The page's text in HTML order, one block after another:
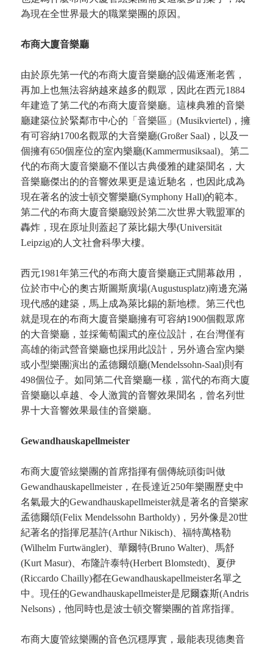
為現在全世界最大的職業樂團的原因。
布商大廈音樂廳
由於原先第一代的布商大廈音樂廳的設備逐漸老舊，
再加上也無法容納越來越多的觀眾，因此在西元1884
年建造了第二代的布商大廈音樂廳。這棟典雅的音樂
廳建築位於緊鄰市中心的「音樂區」(Musikviertel)，擁
有可容納1700名觀眾的大音樂廳(Großer Saal)，以及一
個擁有650個座位的室內樂廳(Kammermusiksaal)。第二
代的布商大廈音樂廳不僅以古典優雅的建築聞名，大
音樂廳傑出的的音響效果更是遠近馳名，也因此成為
現在著名的波士頓交響樂廳(Symphony Hall)的範本。
第二代的布商大廈音樂廳毀於第二次世界大戰盟軍的
轟炸，現在原址則蓋起了萊比錫大學(Universität
Leipzig)的人文社會科學大樓。
西元1981年第三代的布商大廈音樂廳正式開幕啟用，
位於市中心的奧古斯圖斯廣場(Augustusplatz)南邊充滿
現代感的建築，馬上成為萊比錫的新地標。第三代也
就是現在的布商大廈音樂廳擁有可容納1900個觀眾席
的大音樂廳，並採葡萄園式的座位設計，在台灣僅有
高雄的衛武營音樂廳也採用此設計，另外適合室內樂
或小型樂團演出的孟德爾頌廳(Mendelssohn-Saal)則有
498個位子。如同第二代音樂廳一樣，當代的布商大廈
音樂廳以卓越、令人激賞的音響效果聞名，曾名列世
界十大音響效果最佳的音樂廳。
Gewandhauskapellmeister
布商大廈管絃樂團的首席指揮有個傳統頭銜叫做
Gewandhauskapellmeister，在長達近250年樂團歷史中
名氣最大的Gewandhauskapellmeister就是著名的音樂家
孟德爾頌(Felix Mendelssohn Bartholdy)，另外像是20世
紀著名的指揮尼基許(Arthur Nikisch)、福特萬格勒
(Wilhelm Furtwängler)、華爾特(Bruno Walter)、馬舒
(Kurt Masur)、布隆許泰特(Herbert Blomstedt)、夏伊
(Riccardo Chailly)都在Gewandhauskapellmeister名單之
中。現任的Gewandhauskapellmeister是尼爾森斯(Andris
Nelsons)，他同時也是波士頓交響樂團的首席指揮。
布商大廈管絃樂團的音色沉穩厚實，最能表現德奧音